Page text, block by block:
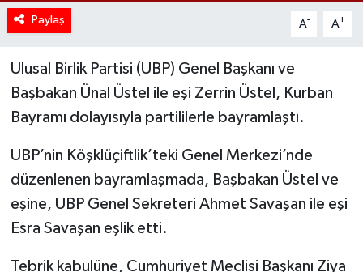
Paylaş A- A+
Ulusal Birlik Partisi (UBP) Genel Başkanı ve
Başbakan Ünal Üstel ile eşi Zerrin Üstel, Kurban
Bayramı dolayısıyla partililerle bayramlaştı.
UBP’nin Köşklüçiftlik’teki Genel Merkezi’nde
düzenlenen bayramlaşmada, Başbakan Üstel ve
eşine, UBP Genel Sekreteri Ahmet Savaşan ile eşi
Esra Savaşan eşlik etti.
Tebrik kabulüne, Cumhuriyet Meclisi Başkanı Ziya